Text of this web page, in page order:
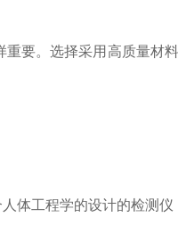
。选择采用高质量材
工程学的设计的检测